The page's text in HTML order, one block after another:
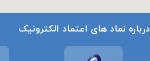
درباره نماد های اعتماد الکترونیک